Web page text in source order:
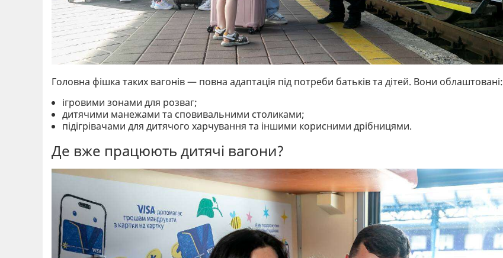
Головна фішка таких вагонів — повна адаптація під потреби батьків та дітей. Вони облаштовані:
ігровими зонами для розваг;
дитячими манежами та сповивальними столиками;
підігрівачами для дитячого харчування та іншими корисними дрібницями.
Де вже працюють дитячі вагони?